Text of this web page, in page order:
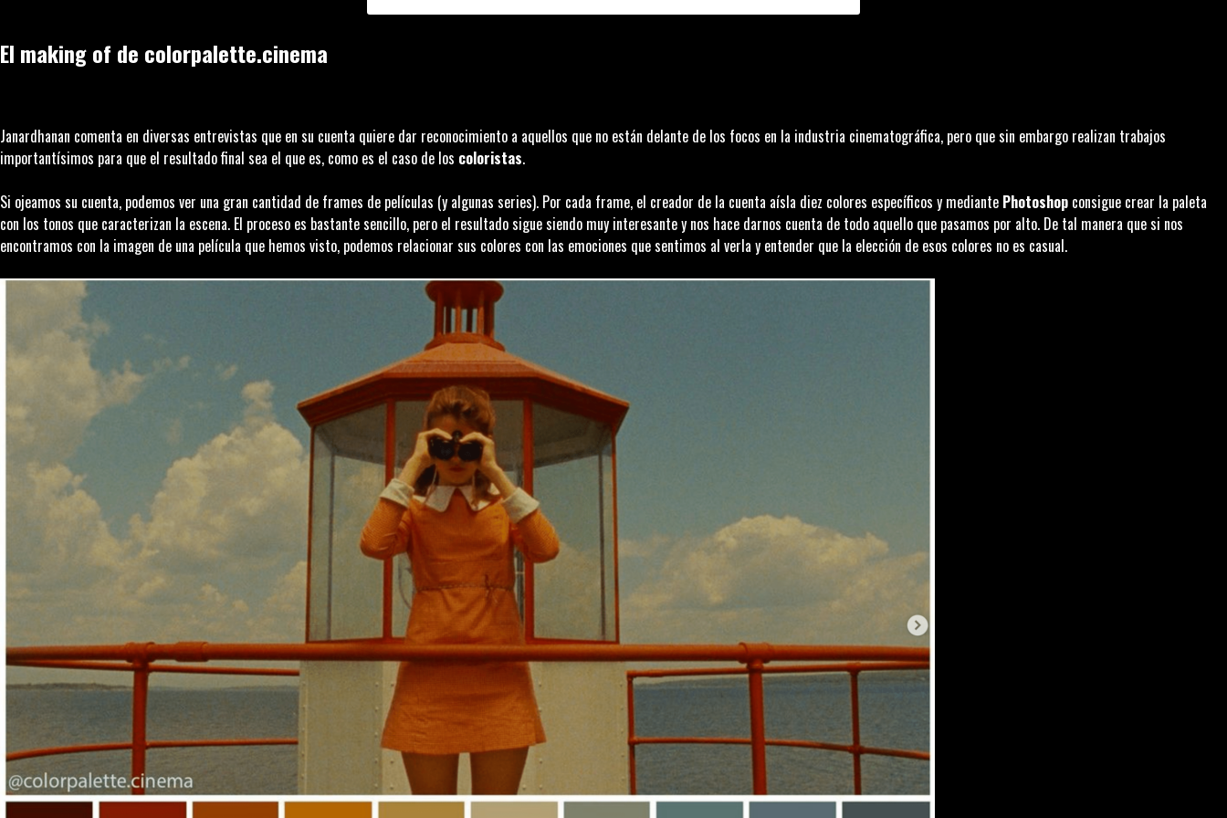
El making of de colorpalette.cinema
Janardhanan comenta en diversas entrevistas que en su cuenta quiere dar reconocimiento a aquellos que no están delante de los focos en la industria cinematográfica, pero que sin embargo realizan trabajos
importantísimos para que el resultado final sea el que es, como es el caso de los coloristas.
Si ojeamos su cuenta, podemos ver una gran cantidad de frames de películas (y algunas series). Por cada frame, el creador de la cuenta aísla diez colores específicos y mediante Photoshop consigue crear la paleta
con los tonos que caracterizan la escena. El proceso es bastante sencillo, pero el resultado sigue siendo muy interesante y nos hace darnos cuenta de todo aquello que pasamos por alto. De tal manera que si nos
encontramos con la imagen de una película que hemos visto, podemos relacionar sus colores con las emociones que sentimos al verla y entender que la elección de esos colores no es casual.